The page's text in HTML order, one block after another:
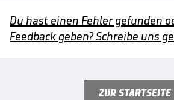
Du hast einen Fehler gefunden
Feedback geben? Schreibe uns
ZUR STARTSEITE